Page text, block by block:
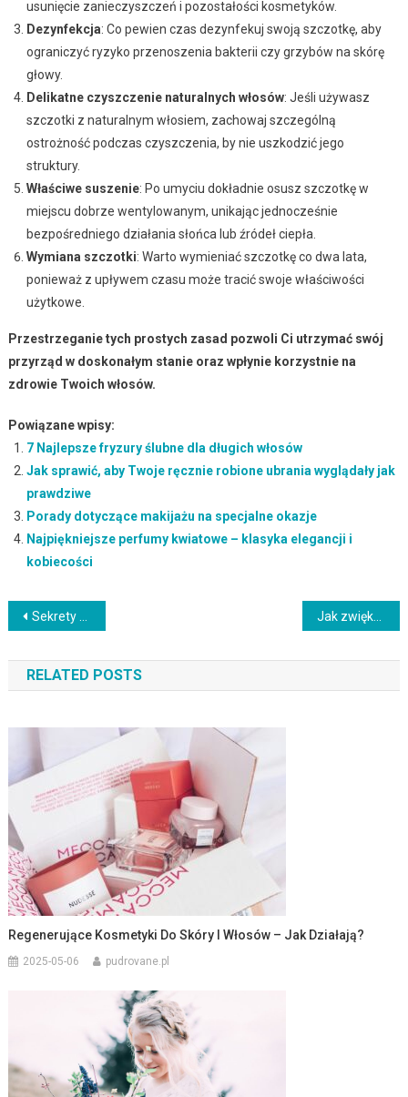
usunięcie zanieczyszczeń i pozostałości kosmetyków.
Dezynfekcja: Co pewien czas dezynfekuj swoją szczotkę, aby
ograniczyć ryzyko przenoszenia bakterii czy grzybów na skórę
głowy.
Delikatne czyszczenie naturalnych włosów: Jeśli używasz
szczotki z naturalnym włosiem, zachowaj szczególną
ostrożność podczas czyszczenia, by nie uszkodzić jego
struktury.
Właściwe suszenie: Po umyciu dokładnie osusz szczotkę w
miejscu dobrze wentylowanym, unikając jednocześnie
bezpośredniego działania słońca lub źródeł ciepła.
Wymiana szczotki: Warto wymieniać szczotkę co dwa lata,
ponieważ z upływem czasu może tracić swoje właściwości
użytkowe.
Przestrzeganie tych prostych zasad pozwoli Ci utrzymać swój
przyrząd w doskonałym stanie oraz wpłynie korzystnie na
zdrowie Twoich włosów.
Powiązane wpisy:
7 Najlepsze fryzury ślubne dla długich włosów
Jak sprawić, aby Twoje ręcznie robione ubrania wyglądały jak
prawdziwe
Porady dotyczące makijażu na specjalne okazje
Najpiękniejsze perfumy kwiatowe – klasyka elegancji i
kobiecości
Nawigacja
wpisu
Sekrety makijażu ust: techniki, trendy i pielęgnacja Jak zwiększyć gęstość brody? Pielęgnacja i zdrowy styl życia
RELATED POSTS
Regenerujące Kosmetyki Do Skóry I Włosów – Jak Działają?
2025-05-06 pudrovane.pl